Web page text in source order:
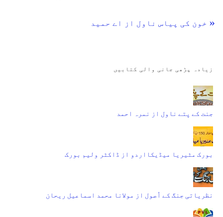
« خون کی پیاس ناول از اے حمید
زیادہ پڑھی جانی والی کتابیں
جنت کے پتے ناول از نمرہ احمد
بورک مٹیریا میڈیکااردو از ڈاکٹر ولیم بورک
نظریاتی جنگ کے اُصول از مولانا محمد اسماعیل ریحان